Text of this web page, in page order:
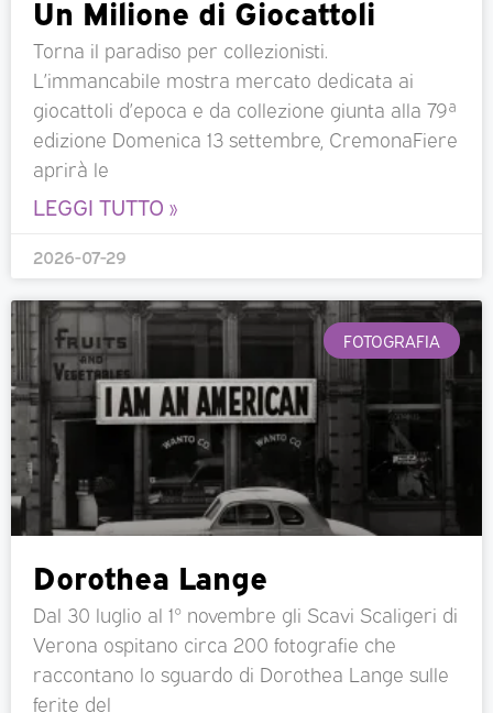
Un Milione di Giocattoli
Torna il paradiso per collezionisti.
L’immancabile mostra mercato dedicata ai
giocattoli d’epoca e da collezione giunta alla 79ª
edizione Domenica 13 settembre, CremonaFiere
aprirà le
LEGGI TUTTO »
2026-07-29
FOTOGRAFIA
Dorothea Lange
Dal 30 luglio al 1° novembre gli Scavi Scaligeri di
Verona ospitano circa 200 fotografie che
raccontano lo sguardo di Dorothea Lange sulle
ferite del